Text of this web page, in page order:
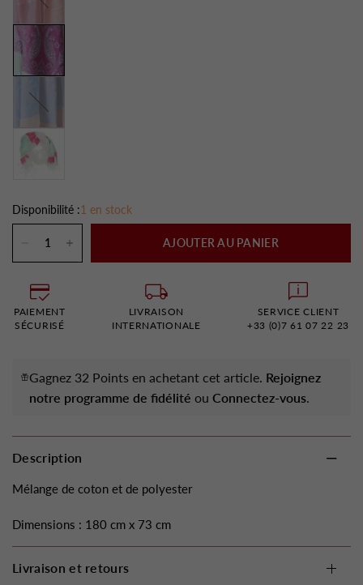
Disponibilité :1 en stock
AJOUTER AU PANIER
PAIEMENT
SÉCURISÉ
LIVRAISON
INTERNATIONALE
SERVICE CLIENT
+33 (0)7 61 07 22 23
Gagnez 32 Points en achetant cet article. Rejoignez
notre programme de fidélité ouConnectez-vous.
Description
Mélange de coton et de polyester
Dimensions : 180 cm x 73 cm
Livraison et retours